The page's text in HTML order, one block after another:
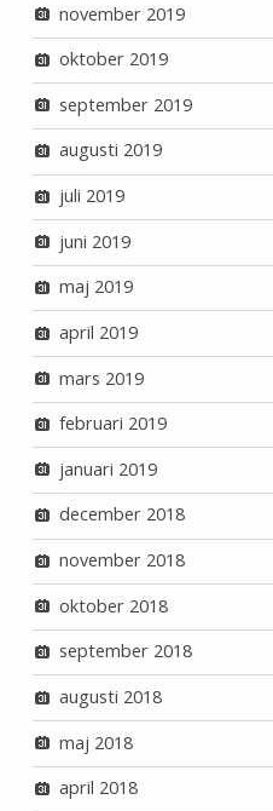
november 2019
oktober 2019
september 2019
augusti 2019
juli 2019
juni 2019
maj 2019
april 2019
mars 2019
februari 2019
januari 2019
december 2018
november 2018
oktober 2018
september 2018
augusti 2018
maj 2018
april 2018